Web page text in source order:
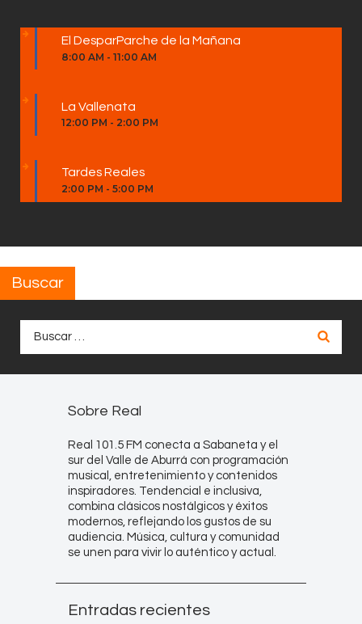
El DesparParche de la Mañana
8:00 AM - 11:00 AM
La Vallenata
12:00 PM - 2:00 PM
Tardes Reales
2:00 PM - 5:00 PM
Buscar
Sobre Real
Real 101.5 FM conecta a Sabaneta y el
sur del Valle de Aburrá con programación
musical, entretenimiento y contenidos
inspiradores. Tendencial e inclusiva,
combina clásicos nostálgicos y éxitos
modernos, reflejando los gustos de su
audiencia. Música, cultura y comunidad
se unen para vivir lo auténtico y actual.
Entradas recientes